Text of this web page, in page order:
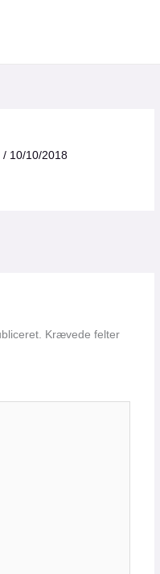
/ 10/10/2018
Krævede felter